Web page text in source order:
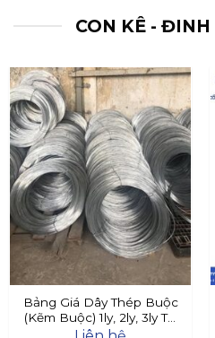
CON KÊ - ĐINH
Bảng Giá Dây Thép Buộc
(Kẽm Buộc) 1ly, 2ly, 3ly Tại
Đây